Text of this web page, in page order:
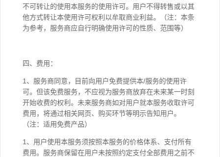
不可转让的使用本服务的使用许可。用户不得转售或以其
他方式转让本使用许可权利以牟取商业利益。（注：本条
为参考，服务商应自行明确使用许可的性质、范围等）
四、费用：
1、服务商同意，目前向用户免费提供本/服务的使用许
可。但该免费服务，不应视为服务商放弃在未来某一时刻
开始收费的权利。未来服务商如对用户就本服务收取许可
费用，将通过相关网页、购买环节等明示告知用户。
（注：适用免费产品）
1、用户使用本服务须按照本服务的价格体系、支付所有
费用。服务商保留在用户未按照约定支付全部费用之前不